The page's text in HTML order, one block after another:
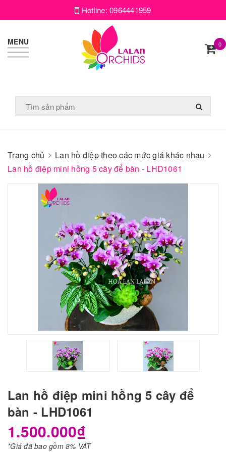
Hotline:0964441959
MENU 0
Trang chủ
Lan hồ điệp theo các mức giá khác nhau
Lan hồ điệp mini hồng 5 cây để bàn - LHD1061
Lan hồ điệp mini hồng 5 cây để
bàn - LHD1061
1.500.000₫
*Giá đã bao gồm 8% VAT